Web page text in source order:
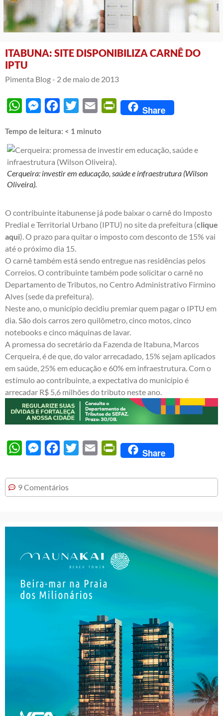
ITABUNA: SITE DISPONIBILIZA CARNÊ DO
IPTU
Pimenta Blog - 2 de maio de 2013
WhatsAppMessengerFacebook
Twitter Email PrintFriendly
Share
Tempo de leitura: < 1 minuto
Cerqueira: investir em educação, saúde e infraestrutura (Wilson
Oliveira).
O contribuinte itabunense já pode baixar o carnê do Imposto
Predial e Territorial Urbano (IPTU) no site da prefeitura (clique
aqui). O prazo para quitar o imposto com desconto de 15% vai
até o próximo dia 15.
O carnê também está sendo entregue nas residências pelos
Correios. O contribuinte também pode solicitar o carnê no
Departamento de Tributos, no Centro Administrativo Firmino
Alves (sede da prefeitura).
Neste ano, o município decidiu premiar quem pagar o IPTU em
dia. São dois carros zero quilômetro, cinco motos, cinco
notebooks e cinco máquinas de lavar.
A promessa do secretário da Fazenda de Itabuna, Marcos
Cerqueira, é de que, do valor arrecadado, 15% sejam aplicados
em saúde, 25% em educação e 60% em infraestrutura. Com o
estímulo ao contribuinte, a expectativa do município é
arrecadar R$ 5,6 milhões do tributo neste ano.
WhatsAppMessengerFacebook
Twitter Email PrintFriendly
Share
9 Comentários